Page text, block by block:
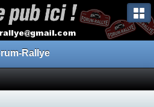
Rallye